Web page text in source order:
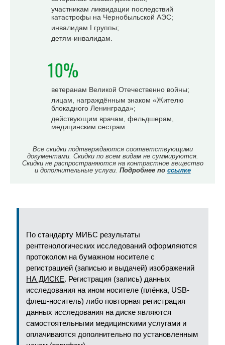
участникам ликвидации последствий
катастрофы на Чернобыльской АЭС;
инвалидам I группы;
детям-инвалидам.
10%
ветеранам Великой Отечественно войны;
лицам, награждённым знаком «Жителю
блокадного Ленинграда»;
действующим врачам, фельдшерам,
медицинским сестрам.
Все скидки подтверждаются соответствующими
документами. Скидки по всем видам не суммируются.
Скидки не распространяются на контрастное вещество
и дополнительные услуги. Подробнее по ссылке
По стандарту МИБС результаты
рентгенологических исследований оформляются
протоколом на бумажном носителе с
регистрацией (записью и выдачей) изображений
НА ДИСКЕ. Регистрация (запись) данных
исследования на ином носителе (плёнка, USB-
флеш-носитель) либо повторная регистрация
данных исследования на диске являются
самостоятельными медицинскими услугами и
оплачиваются дополнительно по установленным